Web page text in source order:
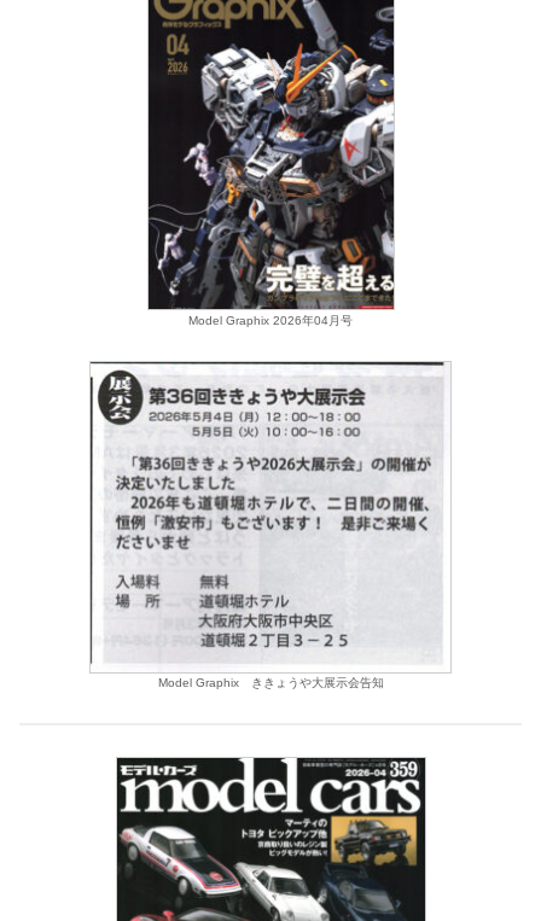
Model Graphix 2026年04月号
Model Graphix ききょうや大展示会告知